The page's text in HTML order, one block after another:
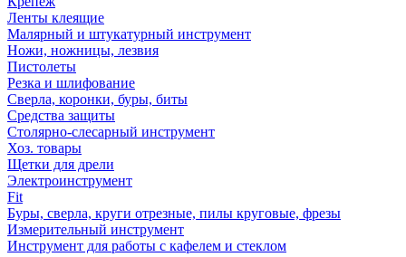
Ленты клеящие
Малярный и штукатурный инструмент
Ножи, ножницы, лезвия
Пистолеты
Резка и шлифование
Сверла, коронки, буры, биты
Средства защиты
Столярно-слесарный инструмент
Хоз. товары
Щетки для дрели
Электроинструмент
Fit
Буры, сверла, круги отрезные, пилы круговые, фрезы
Измерительный инструмент
Инструмент для работы с кафелем и стеклом